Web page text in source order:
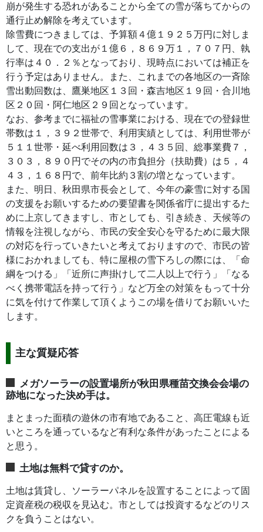
崩が発生する恐れがあることから全ての雪が落ちてからの
通行止め解除を考えています。
除雪費につきましては、予算額４億１９２５万円に対しま
して、現在での支出が１億６，８６９万１，７０７円、執
行率は４０．２％となっており、現時点においては補正を
行う予定はありません。また、これまでの各地区の一斉除
雪出動回数は、鷹巣地区１３回・森吉地区１９回・合川地
区２０回・阿仁地区２９回となっています。
なお、参考までに福祉の雪事業における、現在での登録世
帯数は１，３９２世帯で、利用実績としては、利用世帯が
５１１世帯・延べ利用回数は３，４３５回、総事業費７，
３０３，８９０円でその内の市負担分（扶助費）は５，４
４３，１６８円で、前年比約３割の増となっています。
また、明日、秋田県市長会として、今年の豪雪に対する国
の支援をお願いするための要望書を関係省庁に提出するた
めに上京してきますし、市としても、引き続き、天候等の
情報を注視しながら、市民の安全安心を守るために最大限
の対応を行っていきたいと考えておりますので、市民の皆
様におかれましても、特に屋根の雪下ろしの際には、「命
綱をつける」「近所に声掛けして二人以上で行う」「なる
べく携帯電話を持って行う」など万全の対策をもって十分
に気を付けて作業して頂くようこの場を借りてお願いいた
します。
主な質疑応答
メガソーラーの設置場所が秋田県種苗交換会会場の
跡地になった決め手は。
まとまった面積の遊休の市有地であること、高圧電線も近
いところを通っているなど有利な条件があったことによる
と思う。
土地は無料で貸すのか。
土地は賃貸し、ソーラーパネルを設置することによって固
定資産税の税収を見込む。市としては投資するなどのリス
クを負うことはない。